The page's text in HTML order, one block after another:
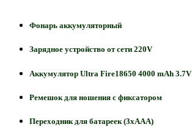
Фонарь аккумуляторный
Зарядное устройство от сети 220V
Аккумулятор Ultra Fire18650 4000 mAh 3.7V
Ремешок для ношения с фиксатором
Переходник для батареек (3хААА)